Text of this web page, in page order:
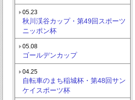
05.23
秋川渓谷カップ・第49回スポーツ
ニッポン杯
05.08
ゴールデンカップ
04.25
自転車のまち稲城杯・第48回サン
ケイスポーツ杯